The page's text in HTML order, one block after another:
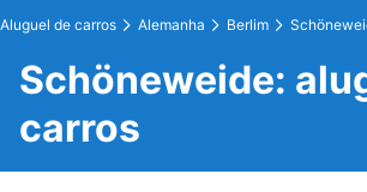
Aluguel de carros Alemanha Berlim
Schöneweide:
carros